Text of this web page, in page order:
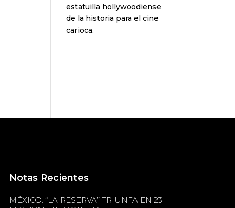
estatuilla hollywoodiense
de la historia para el cine
carioca.
Notas Recientes
MÉXICO: “LA RESERVA” TRIUNFA EN 23